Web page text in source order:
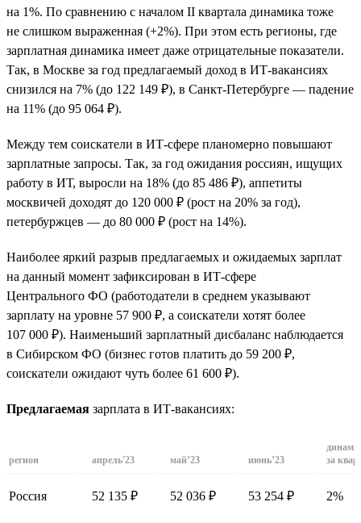
на 1%. По сравнению с началом II квартала динамика тоже
не слишком выраженная (+2%). При этом есть регионы, где
зарплатная динамика имеет даже отрицательные показатели.
Так, в Москве за год предлагаемый доход в ИТ-вакансиях
снизился на 7% (до 122 149 ₽), в Санкт-Петербурге — падение
на 11% (до 95 064 ₽).
Между тем соискатели в ИТ-сфере планомерно повышают
зарплатные запросы. Так, за год ожидания россиян, ищущих
работу в ИТ, выросли на 18% (до 85 486 ₽), аппетиты
москвичей доходят до 120 000 ₽ (рост на 20% за год),
петербуржцев — до 80 000 ₽ (рост на 14%).
Наиболее яркий разрыв предлагаемых и ожидаемых зарплат
на данный момент зафиксирован в ИТ-сфере
Центрального ФО (работодатели в среднем указывают
зарплату на уровне 57 900 ₽, а соискатели хотят более
107 000 ₽). Наименьший зарплатный дисбаланс наблюдается
в Сибирском ФО (бизнес готов платить до 59 200 ₽,
соискатели ожидают чуть более 61 600 ₽).
Предлагаемая зарплата в ИТ-вакансиях:
регион апрель'23 май’23 июнь’23
за
Россия 52 135 ₽ 52 036 ₽ 53 254 ₽ 2%